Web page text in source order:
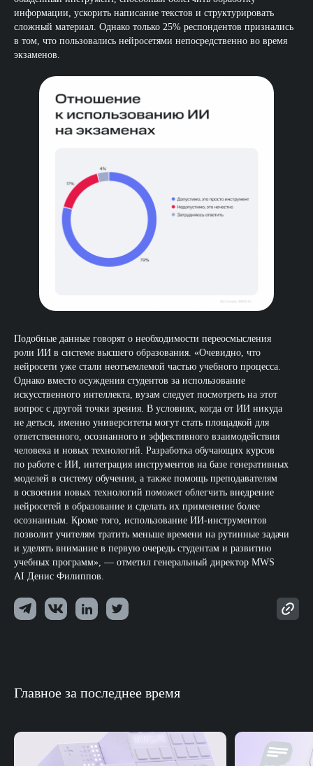
информации, ускорить написание текстов и структурировать
сложный материал. Однако только 25% респондентов признались
в том, что пользовались нейросетями непосредственно во время
экзаменов.
Подобные данные говорят о необходимости переосмысления
роли ИИ в системе высшего образования. «Очевидно, что
нейросети уже стали неотъемлемой частью учебного процесса.
Однако вместо осуждения студентов за использование
искусственного интеллекта, вузам следует посмотреть на этот
вопрос с другой точки зрения. В условиях, когда от ИИ никуда
не деться, именно университеты могут стать площадкой для
ответственного, осознанного и эффективного взаимодействия
человека и новых технологий. Разработка обучающих курсов
по работе с ИИ, интеграция инструментов на базе генеративных
моделей в систему обучения, а также помощь преподавателям
в освоении новых технологий поможет облегчить внедрение
нейросетей в образование и сделать их применение более
осознанным. Кроме того, использование ИИ-инструментов
позволит учителям тратить меньше времени на рутинные задачи
и уделять внимание в первую очередь студентам и развитию
учебных программ»‎, — отметил генеральный директор MWS
AI Денис Филиппов.
Главное за последнее время